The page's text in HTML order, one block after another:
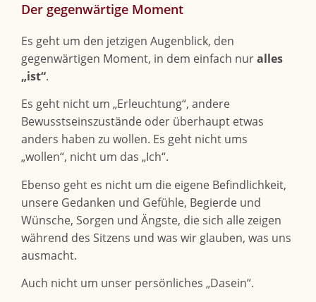
Der gegenwärtige Moment
Es geht um den jetzigen Augenblick, den
gegenwärtigen Moment, in dem einfach nuralles
„ist“.
Es geht nicht um „Erleuchtung“, andere
Bewusstseinszustände oder überhaupt etwas
anders haben zu wollen. Es geht nicht ums
„wollen“, nicht um das „Ich“.
Ebenso geht es nicht um die eigene Befindlichkeit,
unsere Gedanken und Gefühle, Begierde und
Wünsche, Sorgen und Ängste, die sich alle zeigen
während des Sitzens und was wir glauben, was uns
ausmacht.
Auch nicht um unser persönliches „Dasein“.